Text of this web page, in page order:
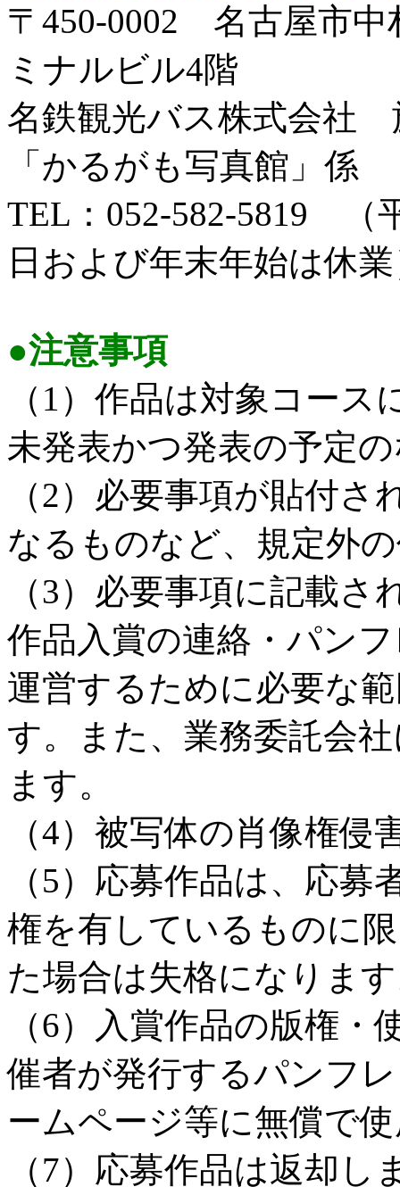
〒450-0002 名古屋市
ミナルビル4階
名鉄観光バス株式会
「かるがも写真館」係
TEL：052-582-5819 （
日および年末年始は休
●注意事項
（1）作品は対象コー
未発表かつ発表の予定
（2）必要事項が貼付
なるものなど、規定外
（3）必要事項に記載
作品入賞の連絡・パン
運営するために必要な
す。また、業務委託会
ます。
（4）被写体の肖像権
（5）応募作品は、応
権を有しているものに
た場合は失格になりま
（6）入賞作品の版権
催者が発行するパンフ
ームページ等に無償で
（7）応募作品は返却